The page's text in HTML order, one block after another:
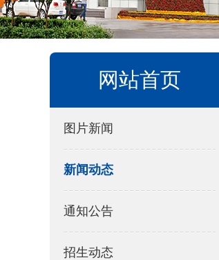
网站首页
图片新闻
新闻动态
通知公告
招生动态